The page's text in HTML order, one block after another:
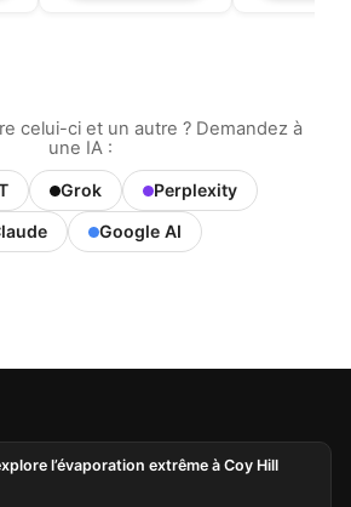
celui-ci et un autre ? Demandez à
une IA :
Grok
Perplexity
Google AI
l’évaporation extrême à Coy Hill